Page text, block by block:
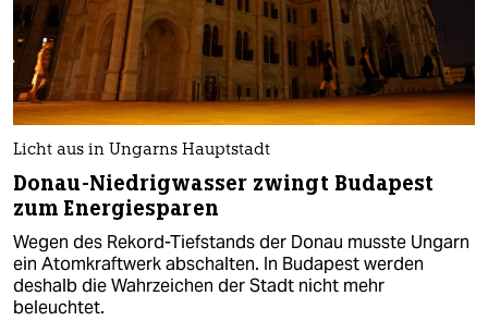
Licht aus in Ungarns Hauptstadt
Donau-Niedrigwasser zwingt Budapest
zum Energiesparen
Wegen des Rekord-Tiefstands der Donau musste Ungarn
ein Atomkraftwerk abschalten. In Budapest werden
deshalb die Wahrzeichen der Stadt nicht mehr
beleuchtet.